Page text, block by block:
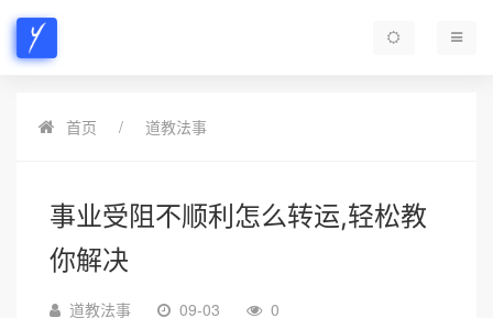
首页 道教法事
事业受阻不顺利怎么转运,轻松教
你解决
道教法事 09-03 0